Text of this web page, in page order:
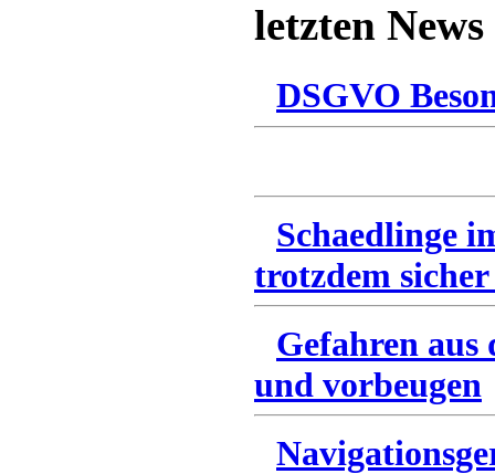
letzten News
DSGVO
Schaedlinge
trotzdem
Gefahren
und vorbeugen